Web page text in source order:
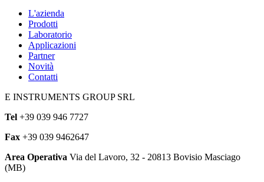
L'azienda
Prodotti
Laboratorio
Applicazioni
Partner
Novità
Contatti
E INSTRUMENTS GROUP SRL
Tel +39 039 946 7727
Fax +39 039 9462647
Area Operativa Via del Lavoro, 32 - 20813 Bovisio Masciago
(MB)